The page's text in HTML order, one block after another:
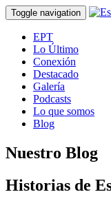
Toggle navigation
EPT
Lo Último
Conexión
Destacado
Galería
Podcasts
Lo que somos
Blog
Nuestro Blog
Historias de